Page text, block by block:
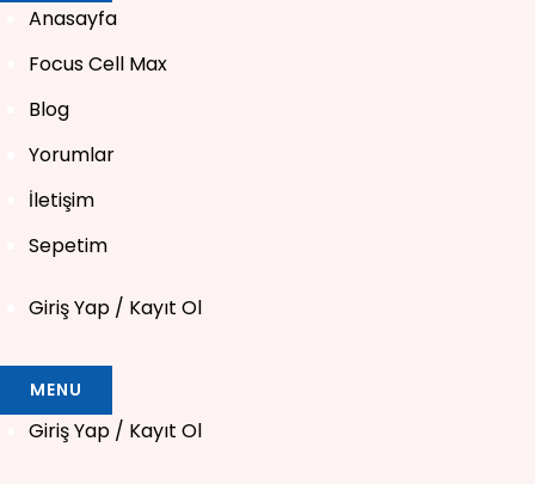
Anasayfa
Focus Cell Max
Blog
Yorumlar
İletişim
Sepetim
Giriş Yap / Kayıt Ol
MENU
Giriş Yap / Kayıt Ol